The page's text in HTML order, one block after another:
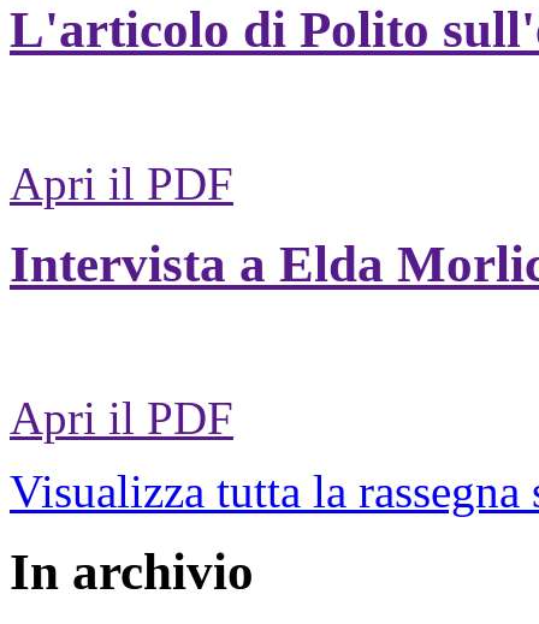
L'articolo di Polito
Apri il PDF
Intervista a Elda
Apri il PDF
Visualizza tutta la rassegna
In archivio